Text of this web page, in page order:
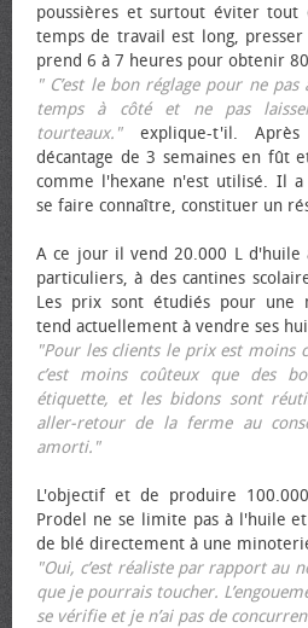
poussières et surtout éviter tout
temps de travail est long,
prend 6 à 7 heures pour obtenir
" C’est le bon réglage pour ne
temps à côté et ne pas
tourteaux."explique-t'il.
décantage de 3 semaines en fût
comme l'hexane n'est utilisé. Il
se faire connaître, constituer un
A ce jour il vend 20.000 L d'huile
particuliers, à des cantines
Les prix sont étudiés pour une
tend actuellement à vendre ses
"Pour les clients le prix est moins
c’est moins coûteux que des
étiquette, et les bidons sont
aller-retour de la ferme au
amorti."
L'objectif et de produire
Prodel ne se limite pas à l'huile
de blé directement à une
"Oui, c’est réaliste par rapport au
que je pourrais toucher.
se vérifie et je n’ai pas de